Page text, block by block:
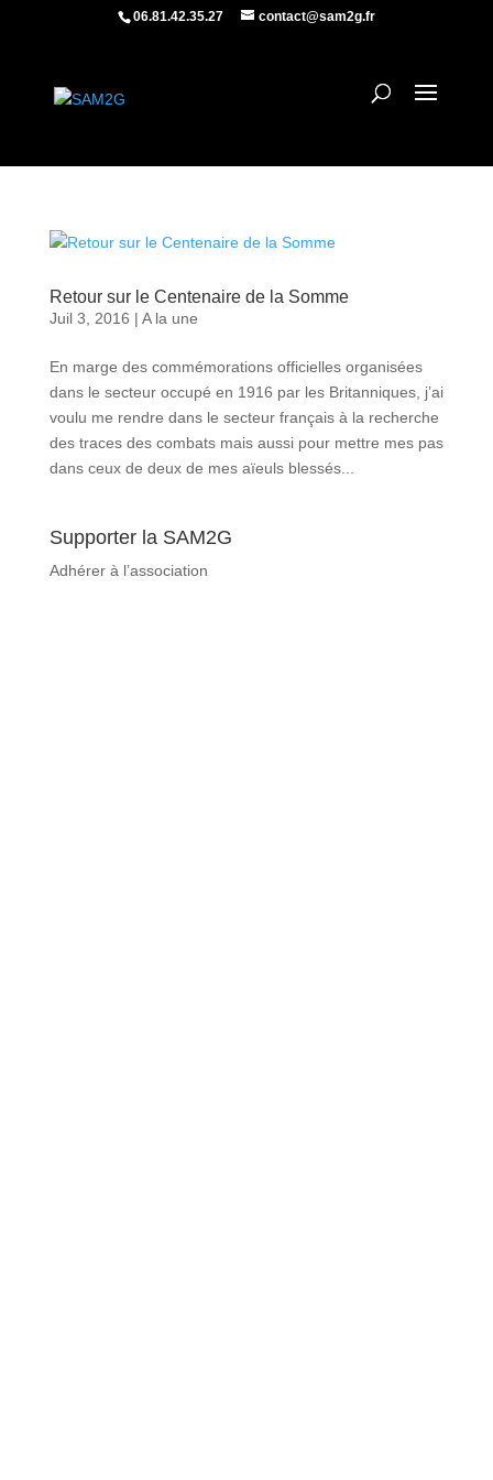
06.81.42.35.27 contact@sam2g.fr
Retour sur le Centenaire de la Somme
Juil 3, 2016 | A la une
En marge des commémorations officielles organisées
dans le secteur occupé en 1916 par les Britanniques, j’ai
voulu me rendre dans le secteur français à la recherche
des traces des combats mais aussi pour mettre mes pas
dans ceux de deux de mes aïeuls blessés...
Supporter la SAM2G
Adhérer à l’association